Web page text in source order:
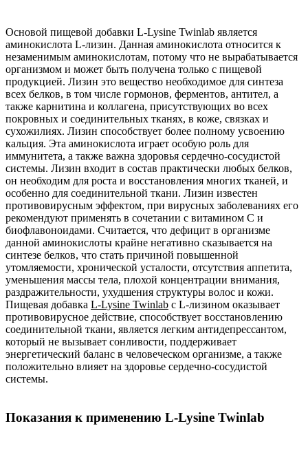
Основой пищевой добавки L-Lysine Twinlab является
аминокислота L-лизин. Данная аминокислота относится к
незаменимым аминокислотам, потому что не вырабатывается
организмом и может быть получена только с пищевой
продукцией. Лизин это вещество необходимое для синтеза
всех белков, в том числе гормонов, ферментов, антител, а
также карнитина и коллагена, присутствующих во всех
покровных и соединительных тканях, в коже, связках и
сухожилиях. Лизин способствует более полному усвоению
кальция. Эта аминокислота играет особую роль для
иммунитета, а также важна здоровья сердечно-сосудистой
системы. Лизин входит в состав практически любых белков,
он необходим для роста и восстановления многих тканей, и
особенно для соединительной ткани. Лизин известен
противовирусным эффектом, при вирусных заболеваниях его
рекомендуют применять в сочетании с витамином С и
биофлавоноидами. Считается, что дефицит в организме
данной аминокислоты крайне негативно сказывается на
синтезе белков, что стать причиной повышенной
утомляемости, хронической усталости, отсутствия аппетита,
уменьшения массы тела, плохой концентрации внимания,
раздражительности, ухудшения структуры волос и кожи.
Пищевая добавка L-Lysine Twinlab с L-лизином оказывает
противовирусное действие, способствует восстановлению
соединительной ткани, является легким антидепрессантом,
который не вызывает сонливости, поддерживает
энергетический баланс в человеческом организме, а также
положительно влияет на здоровье сердечно-сосудистой
системы.
Показания к применению L-Lysine Twinlab